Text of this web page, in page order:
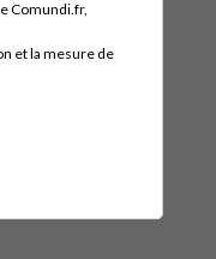
Comundi.fr,
et la mesure de